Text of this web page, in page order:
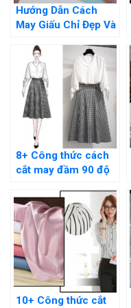
Hướng Dẫn Cách
May Giấu Chỉ Đẹp Và
8+ Công thức cách
cắt may đầm 90 độ
dễ
10+ Công thức cắt